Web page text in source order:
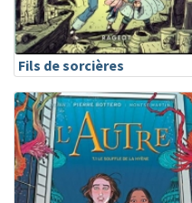
Fils de sorcières